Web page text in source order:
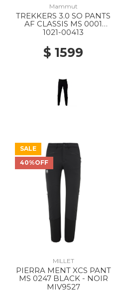
Mammut
TREKKERS 3.0 SO PANTS
AF CLASSIS MS 0001
BLACK
1021-00413
$ 1599
SALE
40%OFF
MILLET
PIERRA MENT XCS PANT
MS 0247 BLACK - NOIR
MIV9527